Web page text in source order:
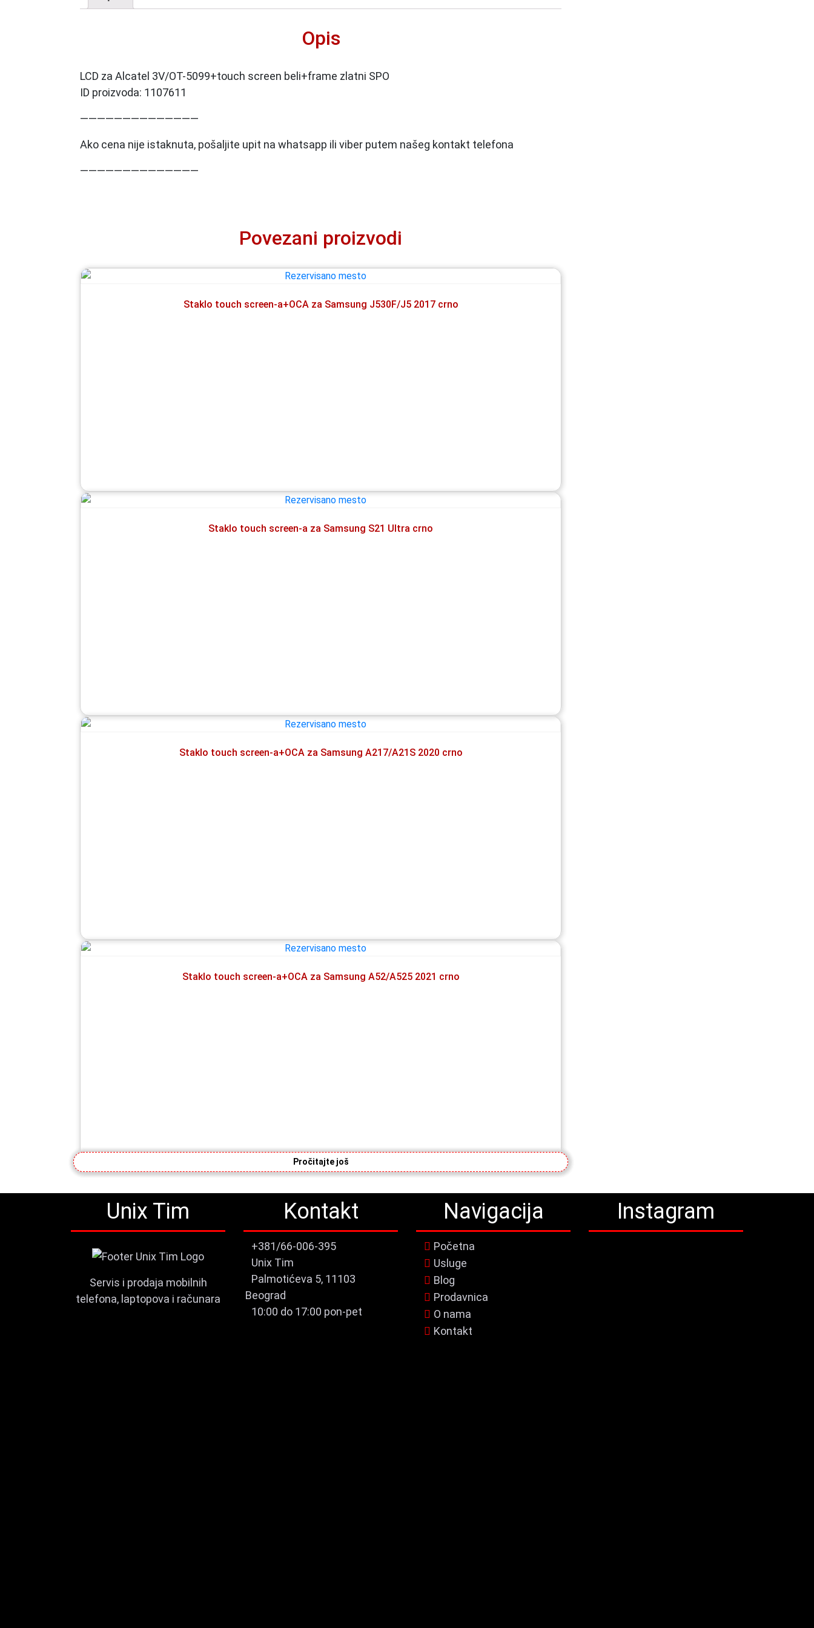
Opis
LCD za Alcatel 3V/OT-5099+touch screen beli+frame zlatni SPO
ID proizvoda: 1107611
——————————————
Ako cena nije istaknuta, pošaljite upit na whatsapp ili viber putem našeg kontakt telefona
——————————————
Povezani proizvodi
Staklo touch screen-a+OCA za Samsung J530F/J5 2017 crno
Pročitajte još
Staklo touch screen-a za Samsung S21 Ultra crno
Pročitajte još
Staklo touch screen-a+OCA za Samsung A217/A21S 2020 crno
Pročitajte još
Staklo touch screen-a+OCA za Samsung A52/A525 2021 crno
Pročitajte još
Unix Tim
Servis i prodaja mobilnih
telefona, laptopova i računara
Kontakt
+381/66-006-395
Unix Tim
Palmotićeva 5, 11103
Beograd
10:00 do 17:00 pon-pet
Navigacija
Početna
Usluge
Blog
Prodavnica
O nama
Kontakt
Instagram